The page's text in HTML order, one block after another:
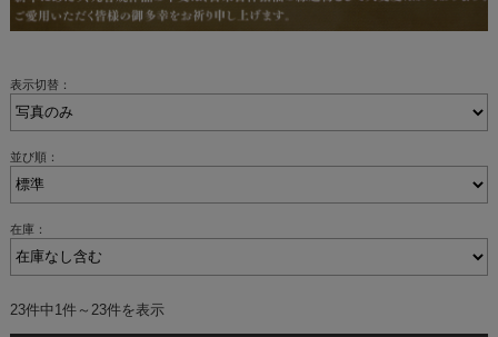
表示切替：
並び順：
在庫：
23件中1件～23件を表示